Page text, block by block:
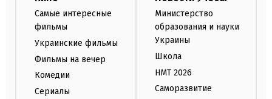
Самые интересные
фильмы
Украинские фильмы
Фильмы на вечер
Комедии
Сериалы
Министерство
образования и науки
Украины
Школа
НМТ 2026
Саморазвитие